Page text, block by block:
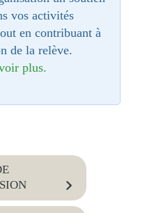
vos activités
en contribuant à
de la relève.
plus.